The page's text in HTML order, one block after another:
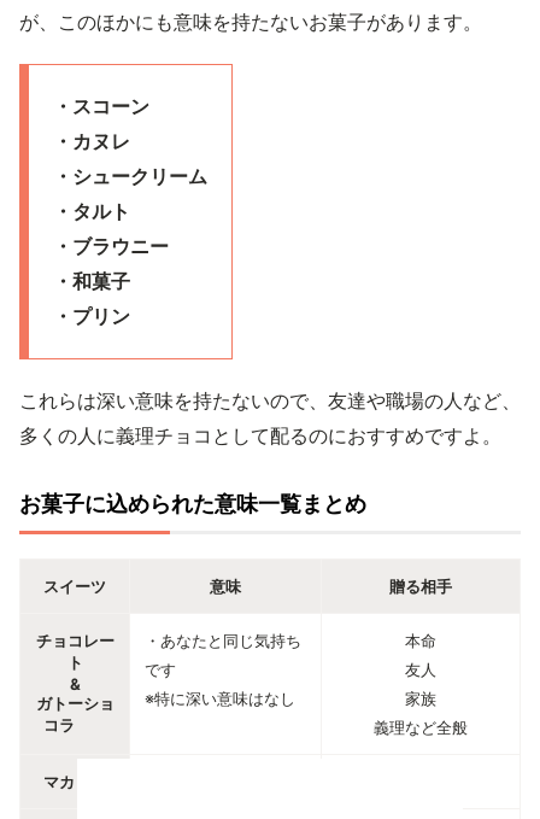
が、このほかにも意味を持たないお菓子があります。
・スコーン
・カヌレ
・シュークリーム
・タルト
・ブラウニー
・和菓子
・プリン
これらは深い意味を持たないので、友達や職場の人など、
多くの人に義理チョコとして配るのにおすすめですよ。
お菓子に込められた意味一覧まとめ
スイーツ 意味 贈る相手
チョコレー
ト
&
ガトーショ
コラ
・あなたと同じ気持ち
です
※特に深い意味はなし
本命
友人
家族
義理など全般
マカロン